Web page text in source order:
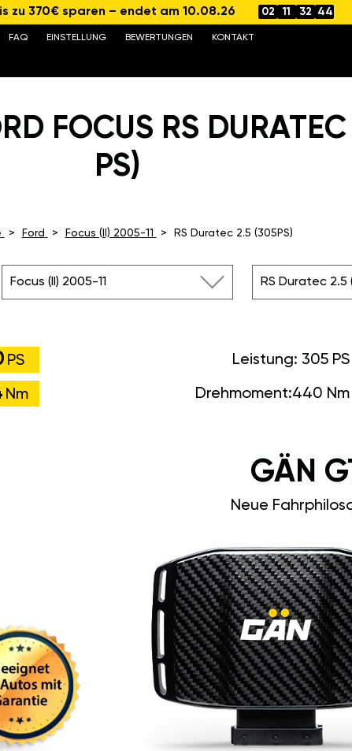
zu 370€ sparen – endet am 10.08.26 02 11 32 43
FAQ EINSTELLUNG BEWERTUNGEN
KONTAKT
FOCUS RS
PS)
Ford Focus (II) 2005-11 RS Duratec 2.5 (305PS)
Focus (II) 2005-11 RS Duratec 2.5
Leistung: 305 PS
Drehmoment:440 Nm
PS
Nm
GÄN
Neue